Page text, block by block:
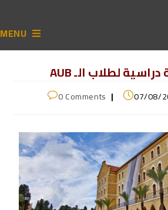
MENU
07/08/
0 Comments